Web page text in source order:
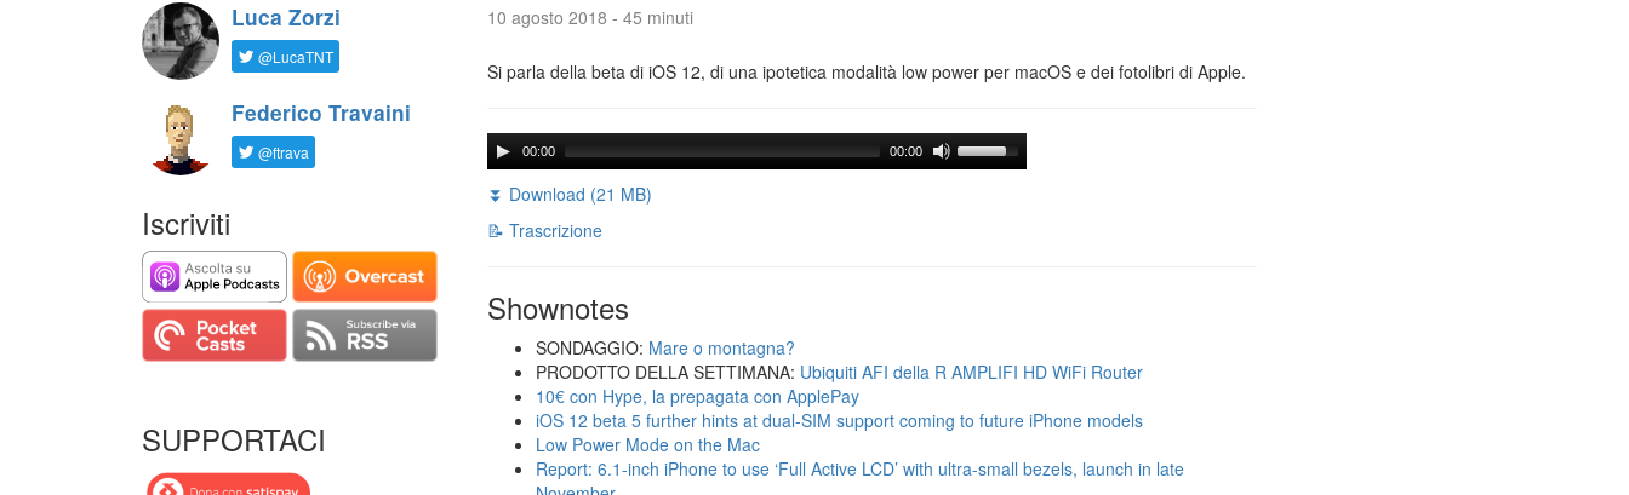
Luca Zorzi
@LucaTNT
Federico Travaini
@ftrava
Iscriviti
SUPPORTACI
10 agosto 2018 - 45 minuti
Si parla della beta di iOS 12, di una ipotetica modalità low power per macOS e dei fotolibri di Apple.
00:00 00:00
⏬ Download (21 MB)
📝 Trascrizione
Shownotes
SONDAGGIO: Mare o montagna?
PRODOTTO DELLA SETTIMANA: Ubiquiti AFI della R AMPLIFI HD WiFi Router
10€ con Hype, la prepagata con ApplePay
iOS 12 beta 5 further hints at dual-SIM support coming to future iPhone models
Low Power Mode on the Mac
Report: 6.1-inch iPhone to use ‘Full Active LCD’ with ultra-small bezels, launch in late